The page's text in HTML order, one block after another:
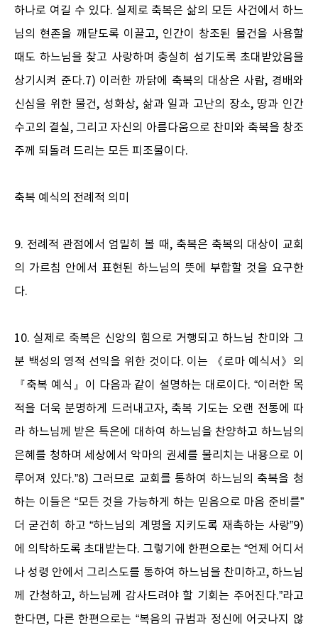
하나로 여길 수 있다. 실제로 축복은 삶의 모든 사건에서 하느
님의 현존을 깨닫도록 이끌고, 인간이 창조된 물건을 사용할
때도 하느님을 찾고 사랑하며 충실히 섬기도록 초대받았음을
상기시켜 준다.7) 이러한 까닭에 축복의 대상은 사람, 경배와
신심을 위한 물건, 성화상, 삶과 일과 고난의 장소, 땅과 인간
수고의 결실, 그리고 자신의 아름다움으로 찬미와 축복을 창조
주께 되돌려 드리는 모든 피조물이다.
축복 예식의 전례적 의미
9. 전례적 관점에서 엄밀히 볼 때, 축복은 축복의 대상이 교회
의 가르침 안에서 표현된 하느님의 뜻에 부합할 것을 요구한
다.
10. 실제로 축복은 신앙의 힘으로 거행되고 하느님 찬미와 그
분 백성의 영적 선익을 위한 것이다. 이는 《로마 예식서》의
『축복 예식』이 다음과 같이 설명하는 대로이다. “이러한 목
적을 더욱 분명하게 드러내고자, 축복 기도는 오랜 전통에 따
라 하느님께 받은 특은에 대하여 하느님을 찬양하고 하느님의
은혜를 청하며 세상에서 악마의 권세를 물리치는 내용으로 이
루어져 있다.”8) 그러므로 교회를 통하여 하느님의 축복을 청
하는 이들은 “모든 것을 가능하게 하는 믿음으로 마음 준비를”
더 굳건히 하고 “하느님의 계명을 지키도록 재촉하는 사랑”9)
에 의탁하도록 초대받는다. 그렇기에 한편으로는 “언제 어디서
나 성령 안에서 그리스도를 통하여 하느님을 찬미하고, 하느님
께 간청하고, 하느님께 감사드려야 할 기회는 주어진다.”라고
한다면, 다른 한편으로는 “복음의 규범과 정신에 어긋나지 않